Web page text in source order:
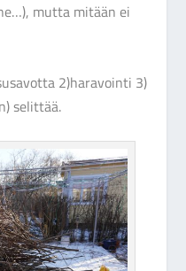
mutta mitään ei
2)haravointi 3)
selittää.